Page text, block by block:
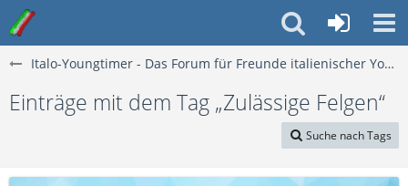
Italo-Youngtimer - Das Forum für Freunde italienischer Young- & Oldtimer
Einträge mit dem Tag „Zulässige Felgen“
Suche nach Tags